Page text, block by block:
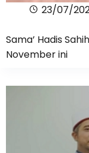
23/07/
Sama’ Hadis
November ini